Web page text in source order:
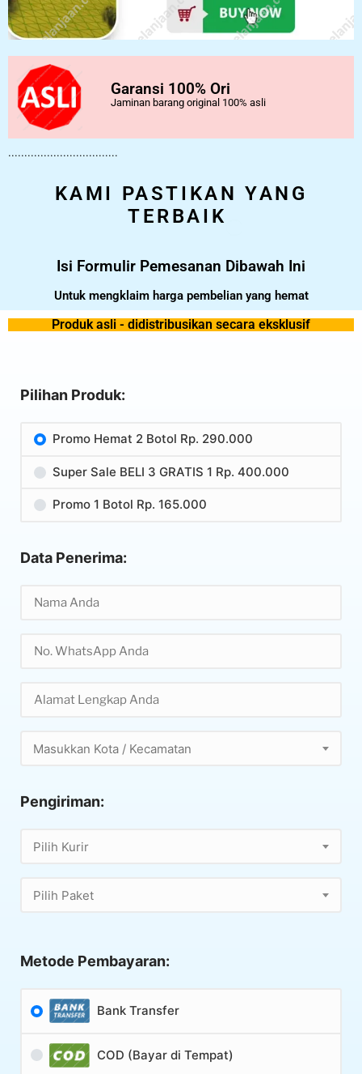
Garansi 100% Ori
Jaminan barang original 100% asli
..................................
KAMI PASTIKAN YANG
TERBAIK
Isi Formulir Pemesanan Dibawah Ini
Untuk mengklaim harga pembelian yang hemat
Produk asli - didistribusikan secara eksklusif
Pilihan Produk:
Promo Hemat 2 Botol Rp. 290.000
Super Sale BELI 3 GRATIS 1 Rp. 400.000
Promo 1 Botol Rp. 165.000
Data Penerima:
Masukkan Kota / Kecamatan
Pengiriman:
Pilih Kurir
Pilih Paket
Metode Pembayaran:
Bank Transfer
COD (Bayar di Tempat)